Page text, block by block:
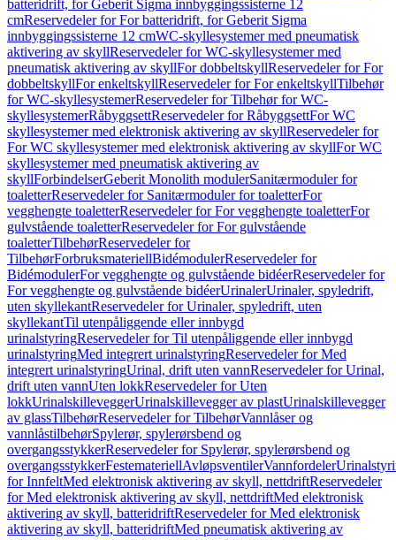
batteridrift, for Geberit Sigma innbyggingssisterne 12
cmReservedeler for For batteridrift, for Geberit Sigma
innbyggingssisterne 12 cmWC-skyllesystemer med pneumatisk
aktivering av skyllReservedeler for WC-skyllesystemer med
pneumatisk aktivering av skyllFor dobbeltskyllReservedeler for For
dobbeltskyllFor enkeltskyllReservedeler for For enkeltskyllTilbehør
for WC-skyllesystemerReservedeler for Tilbehør for WC-
skyllesystemerRåbyggsettReservedeler for RåbyggsettFor WC
skyllesystemer med elektronisk aktivering av skyllReservedeler for
For WC skyllesystemer med elektronisk aktivering av skyllFor WC
skyllesystemer med pneumatisk aktivering av
skyllForbindelserGeberit Monolith modulerSanitærmoduler for
toaletterReservedeler for Sanitærmoduler for toaletterFor
vegghengte toaletterReservedeler for For vegghengte toaletterFor
gulvstående toaletterReservedeler for For gulvstående
toaletterTilbehørReservedeler for
TilbehørForbruksmateriellBidémodulerReservedeler for
BidémodulerFor vegghengte og gulvstående bidéerReservedeler for
For vegghengte og gulvstående bidéerUrinalerUrinaler, spyledrift,
uten skyllekantReservedeler for Urinaler, spyledrift, uten
skyllekantTil utenpåliggende eller innbygd
urinalstyringReservedeler for Til utenpåliggende eller innbygd
urinalstyringMed integrert urinalstyringReservedeler for Med
integrert urinalstyringUrinal, drift uten vannReservedeler for Urinal,
drift uten vannUten lokkReservedeler for Uten
lokkUrinalskilleveggerUrinalskillevegger av plastUrinalskillevegger
av glassTilbehørReservedeler for TilbehørVannlåser og
vannlåstilbehørSpylerør, spylerørsbend og
overgangsstykkerReservedeler for Spylerør, spylerørsbend og
overgangsstykkerFestemateriellAvløpsventilerVannfordeler
for InnfeltMed elektronisk aktivering av skyll, nettdriftReservedeler
for Med elektronisk aktivering av skyll, nettdriftMed elektronisk
aktivering av skyll, batteridriftReservedeler for Med elektronisk
aktivering av skyll, batteridriftMed pneumatisk aktivering av